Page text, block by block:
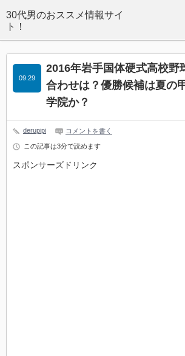
2016年岩手国体硬式高校野
合わせは？優勝候補は夏の
学院か？
09.29
derupipi コメントを書く
この記事は3分で読めます
スポンサーズドリンク